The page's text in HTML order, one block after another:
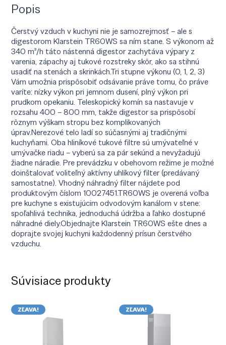
Popis
Čerstvý vzduch v kuchyni nie je samozrejmosť – ale s
digestorom Klarstein TR60WS sa ním stane. S výkonom až
340 m³/h táto nástenná digestor zachytáva výpary z
varenia, zápachy aj tukové rozstreky skôr, ako sa stihnú
usadiť na stenách a skrinkách.Tri stupne výkonu (0, 1, 2, 3)
Vám umožnia prispôsobiť odsávanie práve tomu, čo práve
varíte: nízky výkon pri jemnom dusení, plný výkon pri
prudkom opekaniu. Teleskopický komín sa nastavuje v
rozsahu 400 – 800 mm, takže digestor sa prispôsobí
rôznym výškam stropu bez komplikovaných
úprav.Nerezové telo ladí so súčasnými aj tradičnými
kuchyňami. Oba hliníkové tukové filtre sú umývateľné v
umývačke riadu – vyberú sa za pár sekúnd a nevyžadujú
žiadne náradie. Pre prevádzku v obehovom režime je možné
doinštalovať voliteľný aktívny uhlíkový filter (predávaný
samostatne). Vhodný náhradný filter nájdete pod
produktovým číslom 10027451.TR60WS je overená voľba
pre kuchyne s existujúcim odvodovým kanálom v stene:
spoľahlivá technika, jednoduchá údržba a ľahko dostupné
náhradné diely.Objednajte Klarstein TR60WS ešte dnes a
doprajte svojej kuchyni každodenný prísun čerstvého
vzduchu.
Súvisiace produkty
ZĽAVA! ZĽAVA!